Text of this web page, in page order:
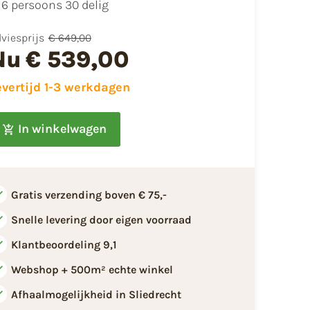
6 persoons 30 delig
€ 649,00
€ 539,00
1-3 werkdagen
In winkelwagen
Gratis verzending boven € 75,-
Snelle levering door eigen voorraad
Klantbeoordeling 9,1
Webshop + 500m² echte winkel
Afhaalmogelijkheid in Sliedrecht